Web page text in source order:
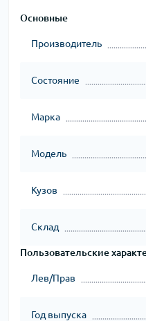
Основные
Производитель
Состояние
Марка
Модель
Кузов
Склад
Пользовательские
Лев/Прав
Год выпуска